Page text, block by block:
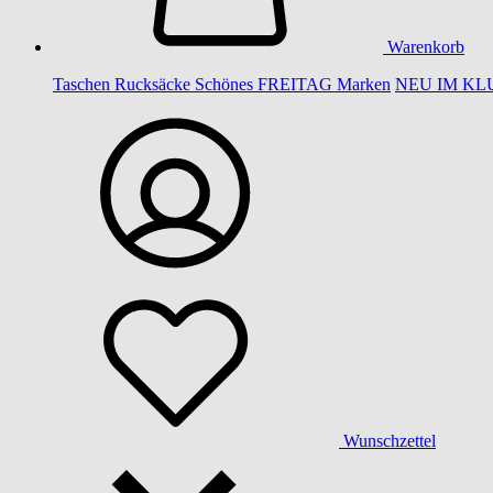
Warenkorb
Taschen Rucksäcke Schönes FREITAG Marken NEU IM
Wunschzettel